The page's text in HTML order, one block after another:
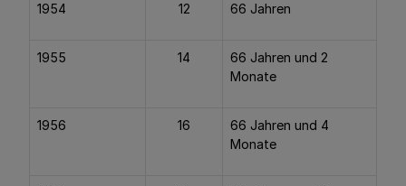
1954 12 66 Jahren
1955 14
66 Jahren und 2
Monate
1956 16
66 Jahren und 4
Monate